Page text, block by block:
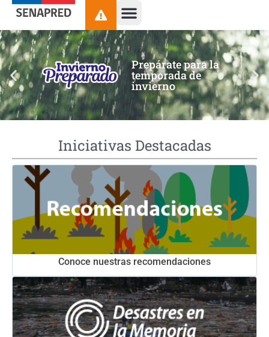
contenido
Prepárate para la
temporada de
invierno
Iniciativas Destacadas
Conoce nuestras recomendaciones